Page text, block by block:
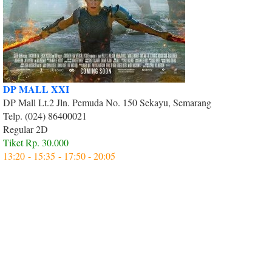
DP MALL XXI
DP Mall Lt.2 Jln. Pemuda No. 150 Sekayu, Semarang
Telp. (024) 86400021
Regular 2D
Tiket Rp. 30.000
13:20 - 15:35 - 17:50 - 20:05